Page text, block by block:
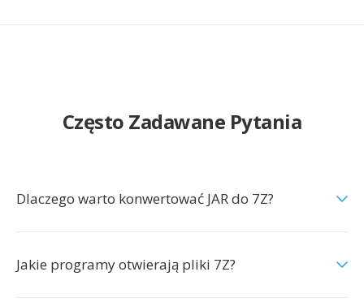
Często Zadawane Pytania
Dlaczego warto konwertować JAR do 7Z?
Jakie programy otwierają pliki 7Z?